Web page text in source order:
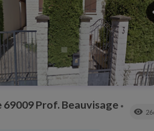
Prof. Beauvisage •
visibility